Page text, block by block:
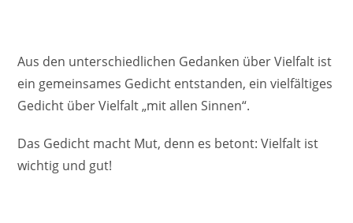
Aus den unterschiedlichen Gedanken über Vielfalt ist
ein gemeinsames Gedicht entstanden, ein vielfältiges
Gedicht über Vielfalt „mit allen Sinnen“.
Das Gedicht macht Mut, denn es betont: Vielfalt ist
wichtig und gut!